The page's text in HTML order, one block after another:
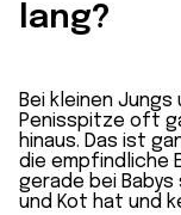
lang?
Bei kleinen
Penisspitze oft
hinaus. Das ist
die empfindliche
gerade bei
und Kot hat und